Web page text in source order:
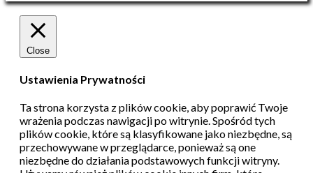
Close
Ustawienia Prywatności
Ta strona korzysta z plików cookie, aby poprawić Twoje
wrażenia podczas nawigacji po witrynie.Spośród tych
plików cookie, które są klasyfikowane jako niezbędne, są
przechowywane w przeglądarce, ponieważ są one
niezbędne do działania podstawowych funkcji witryny.